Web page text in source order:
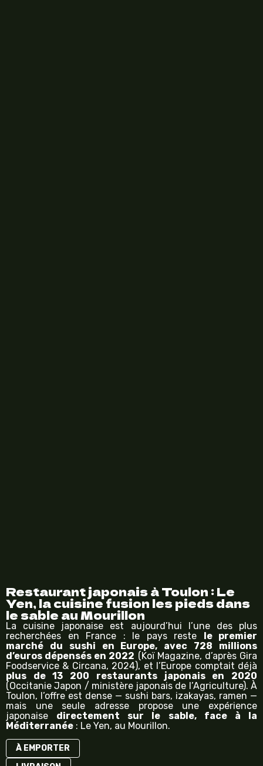
Restaurant japonais à Toulon : Le
Yen, la cuisine fusion les pieds dans
le sable au Mourillon
La cuisine japonaise est aujourd’hui l’une des plus
recherchées en France : le pays reste le premier
marché du sushi en Europe, avec 728 millions
d’euros dépensés en 2022 (Koï Magazine, d’après Gira
Foodservice & Circana, 2024), et l’Europe comptait déjà
plus de 13 200 restaurants japonais en 2020
(Occitanie Japon / ministère japonais de l’Agriculture). À
Toulon, l’offre est dense — sushi bars, izakayas, ramen —
mais une seule adresse propose une expérience
japonaise directement sur le sable, face à la
Méditerranée : Le Yen, au Mourillon.
À EMPORTER